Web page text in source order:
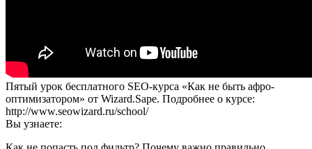
Пятый урок бесплатного SEO-курса «Как не быть афро-
оптимизатором» от Wizard.Sape. Подробнее о курсе:
http://www.seowizard.ru/school/
Вы узнаете: